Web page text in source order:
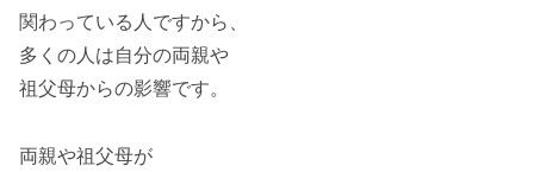
関わっている人ですから、
多くの人は自分の両親や
祖父母からの影響です。
両親や祖父母が